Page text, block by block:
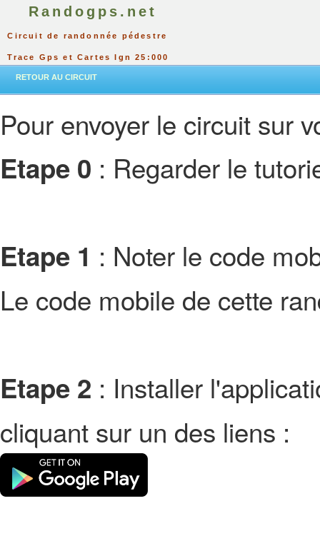
Randogps.net
Circuit de randonnée pédestre
Trace Gps et Cartes Ign 25:000
RETOUR AU CIRCUIT
Pour envoyer le circuit sur
Etape 0 : Regarder le
Etape 1 : Noter le code
Le code mobile de cette
Etape 2 : Installer
cliquant sur un des liens :